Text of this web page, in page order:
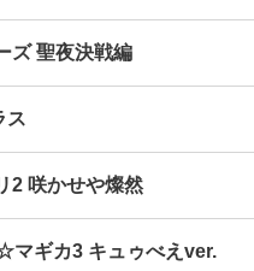
ズ 聖夜決戦編
ス
2 咲かせや燦然
マギカ3 キュゥべえver.